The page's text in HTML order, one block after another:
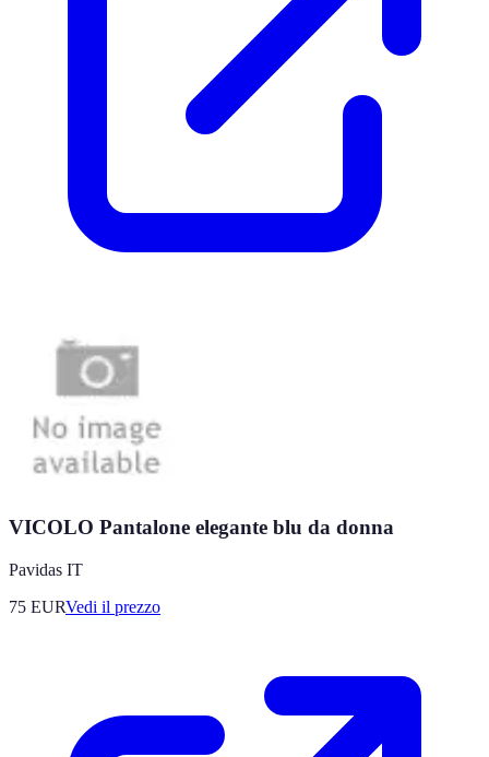
VICOLO Pantalone elegante blu da donna
Pavidas IT
75 EURVedi il prezzo